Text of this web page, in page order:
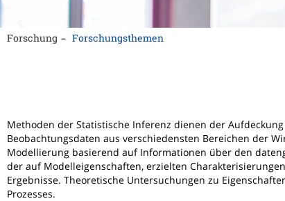
Forschung Forschungsthemen
Methoden der Statistische Inferenz dienen der
Beobachtungsdaten aus verschiedensten Bereichen der
Modellierung basierend auf Informationen über den
der auf Modelleigenschaften, erzielten
Ergebnisse. Theoretische Untersuchungen zu
Prozesses.